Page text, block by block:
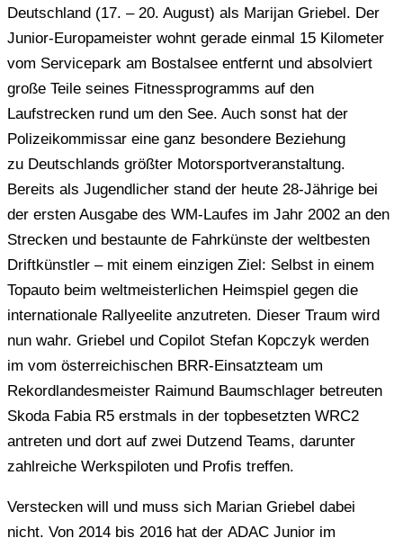
Deutschland (17. – 20. August) als Marijan Griebel. Der
Junior-Europameister wohnt gerade einmal 15 Kilometer
vom Servicepark am Bostalsee entfernt und absolviert
große Teile seines Fitnessprogramms auf den
Laufstrecken rund um den See. Auch sonst hat der
Polizeikommissar eine ganz besondere Beziehung
zu Deutschlands größter Motorsportveranstaltung.
Bereits als Jugendlicher stand der heute 28-Jährige bei
der ersten Ausgabe des WM-Laufes im Jahr 2002 an den
Strecken und bestaunte de Fahrkünste der weltbesten
Driftkünstler – mit einem einzigen Ziel: Selbst in einem
Topauto beim weltmeisterlichen Heimspiel gegen die
internationale Rallyeelite anzutreten. Dieser Traum wird
nun wahr. Griebel und Copilot Stefan Kopczyk werden
im vom österreichischen BRR-Einsatzteam um
Rekordlandesmeister Raimund Baumschlager betreuten
Skoda Fabia R5 erstmals in der topbesetzten WRC2
antreten und dort auf zwei Dutzend Teams, darunter
zahlreiche Werkspiloten und Profis treffen.
Verstecken will und muss sich Marian Griebel dabei
nicht. Von 2014 bis 2016 hat der ADAC Junior im